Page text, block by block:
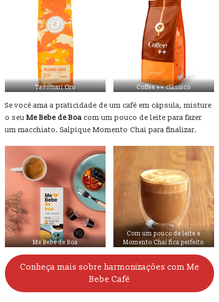
Tassinari Oro Coffee ++ clássico
Se você ama a praticidade de um café em cápsula, misture
o seu Me Bebe de Boa com um pouco de leite para fazer
um macchiato. Salpique Momento Chai para finalizar.
Me Bebe de Boa
Com um pouco de leite e
Momento Chai fica perfeito
Conheça mais sobre harmonizações com Me
Bebe Café